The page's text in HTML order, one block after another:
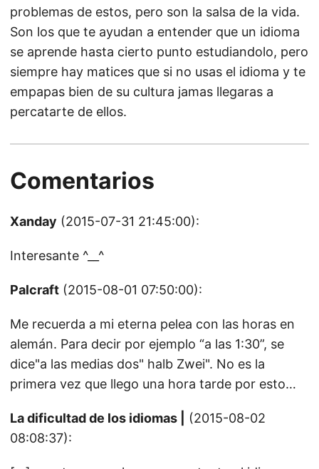
problemas de estos, pero son la salsa de la vida.
Son los que te ayudan a entender que un idioma
se aprende hasta cierto punto estudiandolo, pero
siempre hay matices que si no usas el idioma y te
empapas bien de su cultura jamas llegaras a
percatarte de ellos.
Comentarios
Xanday (2015-07-31 21:45:00):
Interesante ^__^
Palcraft (2015-08-01 07:50:00):
Me recuerda a mi eterna pelea con las horas en
alemán. Para decir por ejemplo “a las 1:30”, se
dice"a las medias dos" halb Zwei". No es la
primera vez que llego una hora tarde por esto…
La dificultad de los idiomas |
(2015-08-02
08:08:37):